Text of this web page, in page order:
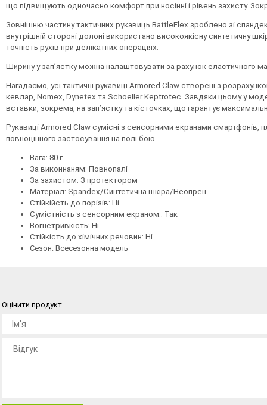
що підвищують одночасно комфорт при носінні і рівень захисту.
Зовнішню частину тактичних рукавиць BattleFlex зроблено зі
внутрішній стороні долоні використано високоякісну синтетичну
точність рухів при делікатних операціях.
Ширину у зап’ястку можна налаштовувати за рахунок еластичного
Нагадаємо, усі тактичні рукавиці Armored Claw створені з
кевлар, Nomex, Dynetex та Schoeller Keptrotec. Завдяки цьому у
вставки, зокрема, на зап’ястку та кісточках, що гарантує
Рукавиці Armored Claw сумісні з сенсорними екранами смартфонів,
повноцінного застосування на полі бою.
Вага: 80 г
За виконнаням: Повнопалі
За захистом: З протектором
Матеріал: Spandex/Синтетична шкіра/Неопрен
Стійкійсть до порізів: Ні
Сумістність з сенсорним екраном:: Так
Вогнетривкість: Ні
Стійкість до хімічних речовин: Ні
Сезон: Всесезонна модель
Оцінити продукт